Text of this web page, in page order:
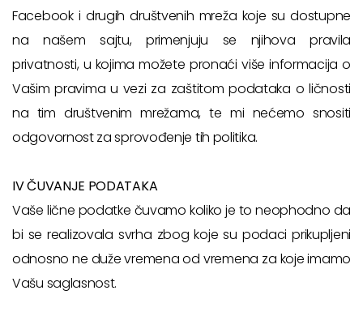
Facebook i drugih društvenih mreža koje su dostupne
na našem sajtu, primenjuju se njihova pravila
privatnosti, u kojima možete pronaći više informacija o
Vašim pravima u vezi za zaštitom podataka o ličnosti
na tim društvenim mrežama, te mi nećemo snositi
odgovornost za sprovođenje tih politika.
IV ČUVANJE PODATAKA
Vaše lične podatke čuvamo koliko je to neophodno da
bi se realizovala svrha zbog koje su podaci prikupljeni
odnosno ne duže vremena od vremena za koje imamo
Vašu saglasnost.